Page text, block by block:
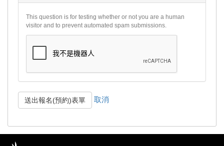
This question is for testing whether or not you are a human
visitor and to prevent automated spam submissions.
送出報名(預約)表單 取消